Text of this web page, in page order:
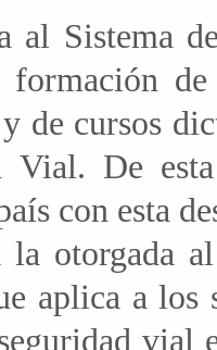
al Sistema
formación
de cursos
Vial. De
con esta
la otorgada
aplica a los
vial